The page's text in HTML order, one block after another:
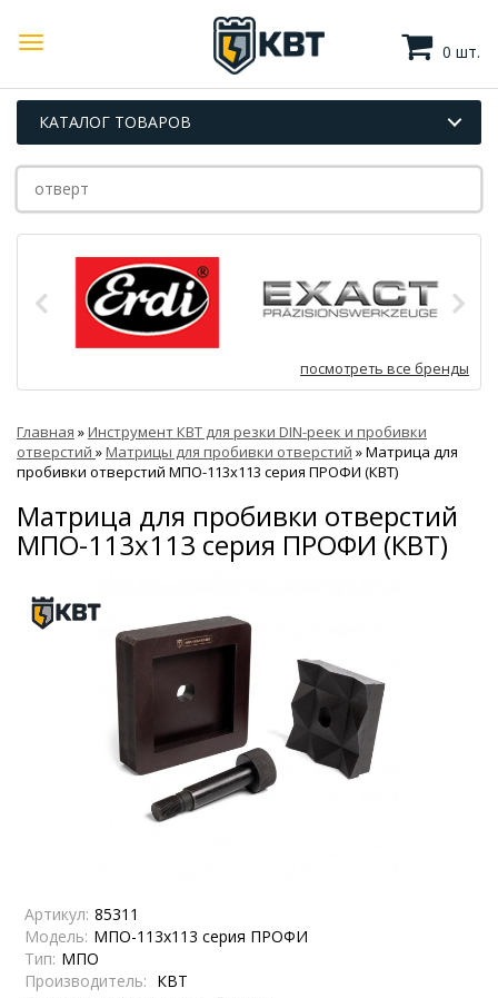
0 шт.
КАТАЛОГ ТОВАРОВ
посмотреть все бренды
Главная »Инструмент КВТ для резки DIN-реек и пробивки
отверстий »Матрицы для пробивки отверстий »Матрица для
пробивки отверстий МПО-113х113 серия ПРОФИ (КВТ)
Матрица для пробивки отверстий
МПО-113х113 серия ПРОФИ (КВТ)
Артикул: 85311
Модель: МПО-113х113 серия ПРОФИ
Тип: МПО
Производитель: КВТ